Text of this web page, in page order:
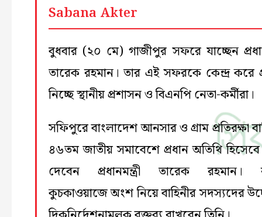
Sabana Akter
বুধবার (২০ মে) গাজীপুর সফরে যাচ্ছেন
তারেক রহমান। তার এই সফরকে কেন্দ্র করে
নিচ্ছে স্থানীয় প্রশাসন ও বিএনপি নেতা-কর্মীরা।
সফিপুরে বাংলাদেশ আনসার ও গ্রাম প্রতিরক্ষা
৪৬তম জাতীয় সমাবেশে প্রধান অতিথি
দেবেন প্রধানমন্ত্রী তারেক রহমান।
কুচকাওয়াজে অংশ নিয়ে বাহিনীর সদস্যদের